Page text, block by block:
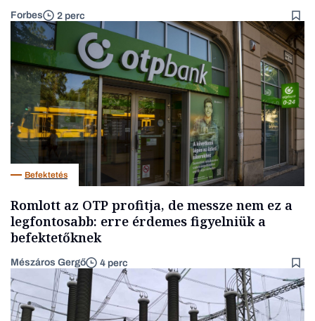
Forbes 2 perc
Befektetés
Romlott az OTP profitja, de messze nem ez a
legfontosabb: erre érdemes figyelniük a
befektetőknek
Mészáros Gergő 4 perc